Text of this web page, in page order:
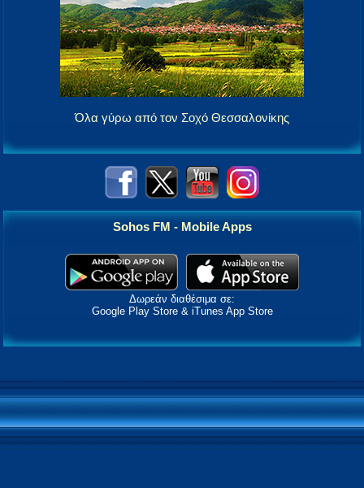
Όλα γύρω από τον Σοχό Θεσσαλονίκης
Sohos FM - Mobile Apps
Δωρεάν διαθέσιμα σε:
Google Play Store & iTunes App Store